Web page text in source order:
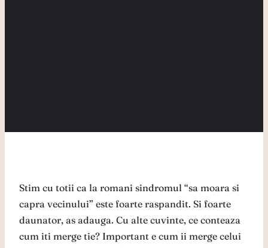
Stim cu totii ca la romani sindromul “sa moara si
capra vecinului” este foarte raspandit. Si foarte
daunator, as adauga. Cu alte cuvinte, ce conteaza
cum iti merge tie? Important e cum ii merge celui